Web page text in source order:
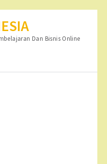
Dan Bisnis Online